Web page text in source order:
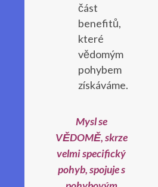
část
benefitů,
které
vědomým
pohybem
získáváme.
Mysl se
VĚDOMĚ, skrze
velmi specifický
pohyb, spojuje s